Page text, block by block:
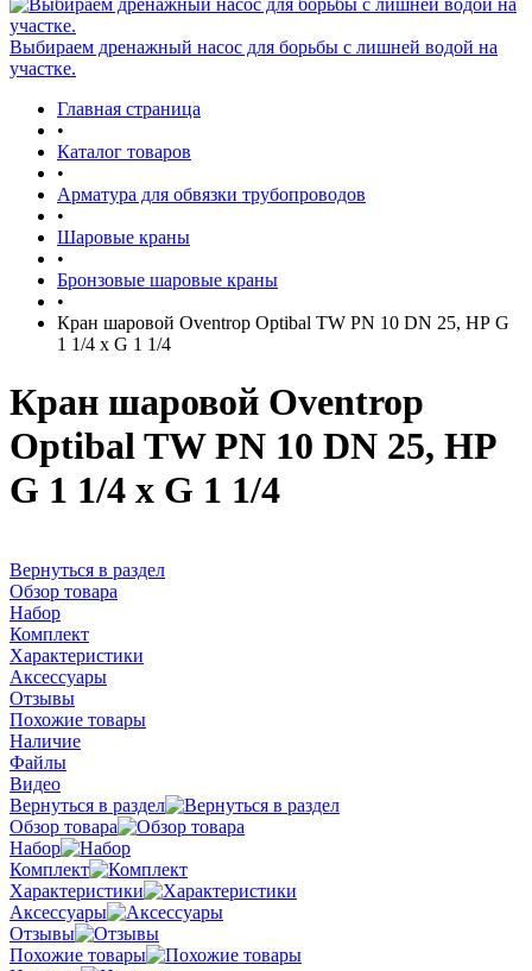
Выбираем дренажный насос для борьбы с лишней водой на
участке.
Главная страница
•
Каталог товаров
•
Арматура для обвязки трубопроводов
•
Шаровые краны
•
Бронзовые шаровые краны
•
Кран шаровой Oventrop Optibal TW PN 10 DN 25, НР G
1 1/4 х G 1 1/4
Кран шаровой Oventrop
Optibal TW PN 10 DN 25, НР
G 1 1/4 х G 1 1/4
Вернуться в раздел
Обзор товара
Набор
Комплект
Характеристики
Аксессуары
Отзывы
Похожие товары
Наличие
Файлы
Видео
Вернуться в раздел
Обзор товара
Набор
Комплект
Характеристики
Аксессуары
Отзывы
Похожие товары